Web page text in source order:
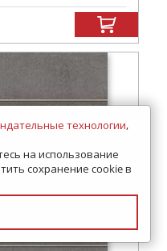
технологии,
на использование
сохранение cookie в